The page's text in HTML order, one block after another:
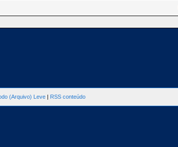
(Arquivo) Leve | RSS conteúdo